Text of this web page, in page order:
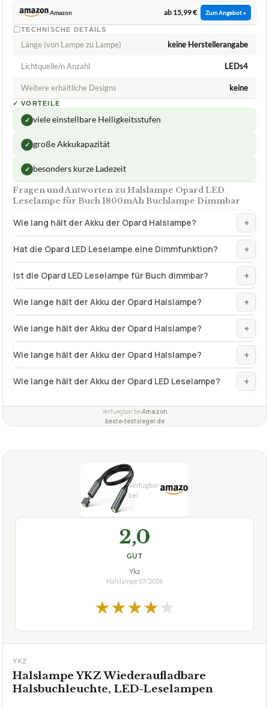
Amazon ab 15,99 € Zum Angebot »
TECHNISCHE DETAILS
Länge (von Lampe zu Lampe) keine Herstellerangabe
Lichtquelle/n Anzahl LEDs4
Weitere erhältliche Designs keine
✓ VORTEILE
✓ viele einstellbare Helligkeitsstufen
✓ große Akkukapazität
✓ besonders kurze Ladezeit
Fragen und Antworten zu Halslampe Opard LED
Leselampe für Buch 1800mAh Buchlampe Dimmbar
Wie lang hält der Akku der Opard Halslampe? +
Hat die Opard LED Leselampe eine Dimmfunktion? +
Ist die Opard LED Leselampe für Buch dimmbar? +
Wie lange hält der Akku der Opard Halslampe? +
Wie lange hält der Akku der Opard Halslampe? +
Wie lange hält der Akku der Opard Halslampe? +
Wie lange hält der Akku der Opard LED Leselampe? +
Verfuegbar beiAmazon
beste-testsieger.de
2,0
GUT
Ykz
Halslampe 07/2026
★★★★★
YKZ
Halslampe YKZ Wiederaufladbare
Halsbuchleuchte, LED-Leselampen